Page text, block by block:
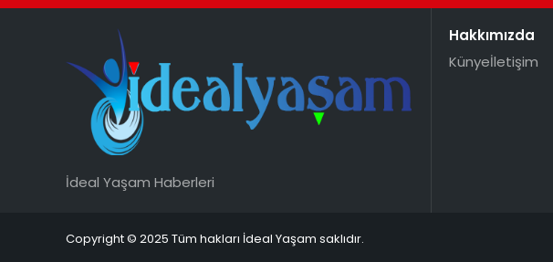
İdeal Yaşam Haberleri
Hakkımızda
Künyeİletişim
Copyright © 2025 Tüm hakları İdeal Yaşam saklıdır.